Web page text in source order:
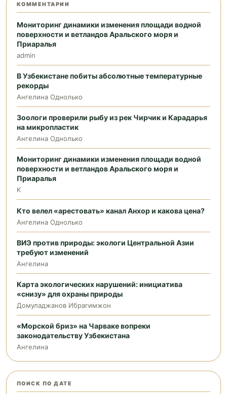
КОММЕНТАРИИ
Мониторинг динамики изменения площади водной
поверхности и ветландов Аральского моря и
Приаралья
admin
В Узбекистане побиты абсолютные температурные
рекорды
Ангелина Однолько
Зоологи проверили рыбу из рек Чирчик и Карадарья
на микропластик
Ангелина Однолько
Мониторинг динамики изменения площади водной
поверхности и ветландов Аральского моря и
Приаралья
K
Кто велел «арестовать» канал Анхор и какова цена?
Ангелина Однолько
ВИЭ против природы: экологи Центральной Азии
требуют изменений
Ангелина
Карта экологических нарушений: инициатива
«снизу» для охраны природы
Домуладжанов Ибрагимжон
«Морской бриз» на Чарваке вопреки
законодательству Узбекистана
Ангелина
ПОИСК ПО ДАТЕ